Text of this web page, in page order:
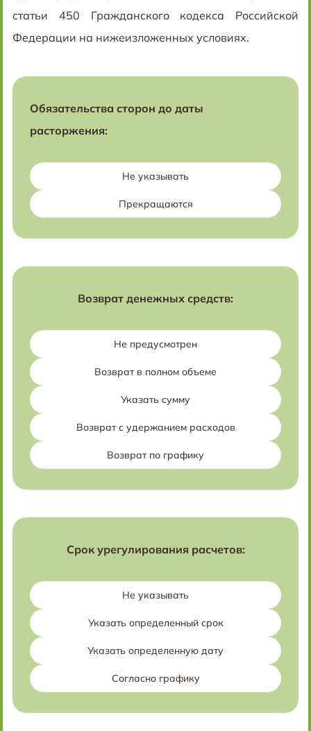
статьи 450 Гражданского кодекса Российской
Федерации на нижеизложенных условиях.
Обязательства сторон до даты
расторжения:
Не указывать
Прекращаются
Возврат денежных средств:
Не предусмотрен
Возврат в полном объеме
Указать сумму
Возврат с удержанием расходов
Возврат по графику
Срок урегулирования расчетов:
Не указывать
Указать определенный срок
Указать определенную дату
Согласно графику